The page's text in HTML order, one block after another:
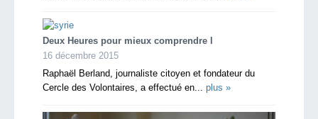
Deux Heures pour mieux comprendre l
16 décembre 2015
Raphaël Berland, journaliste citoyen et fondateur du
Cercle des Volontaires, a effectué en... plus »